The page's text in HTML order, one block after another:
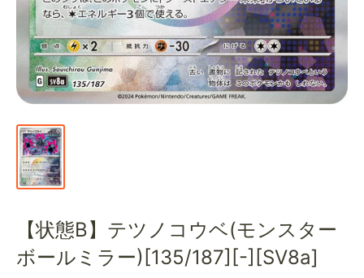
【状態B】テツノコウベ(モンスター
ボールミラー)[135/187][-][SV8a]